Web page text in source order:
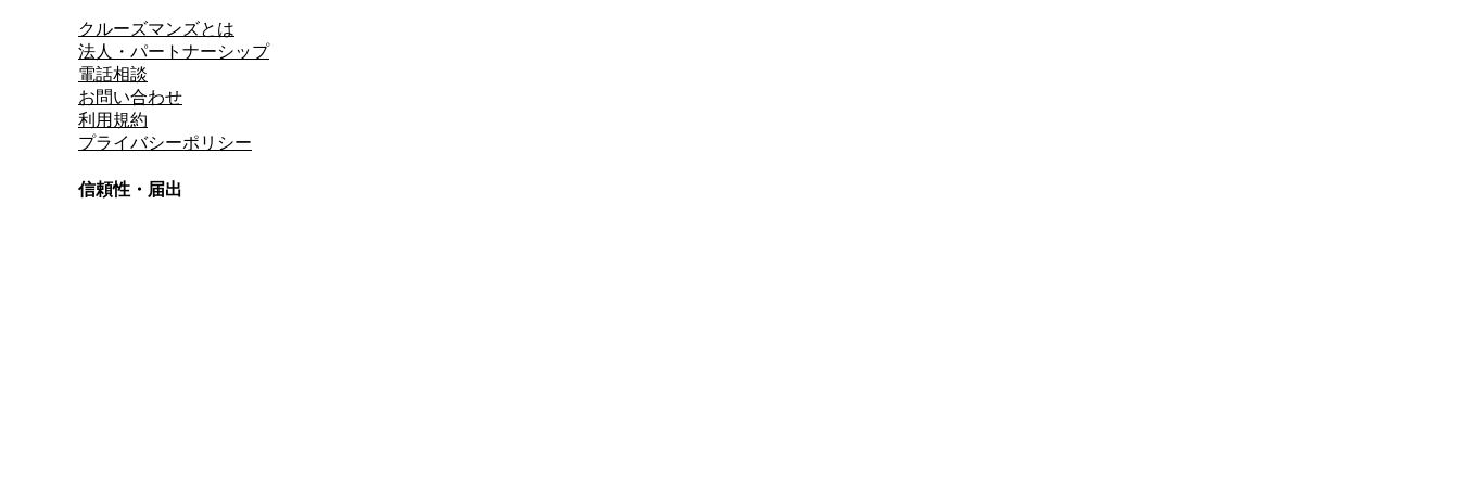
クルーズマンズとは
法人・パートナーシップ
電話相談
お問い合わせ
利用規約
プライバシーポリシー
信頼性・届出